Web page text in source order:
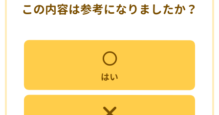
この内容は参考になりましたか？
はい